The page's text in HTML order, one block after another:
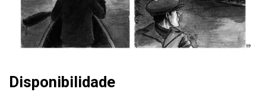
Disponibilidade